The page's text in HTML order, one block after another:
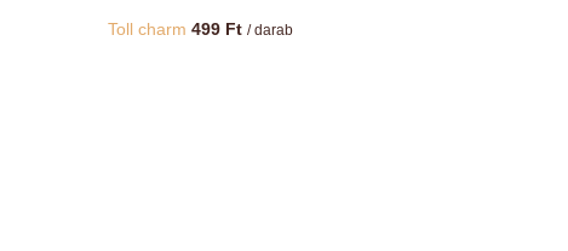
Toll charm 499 Ft / darab